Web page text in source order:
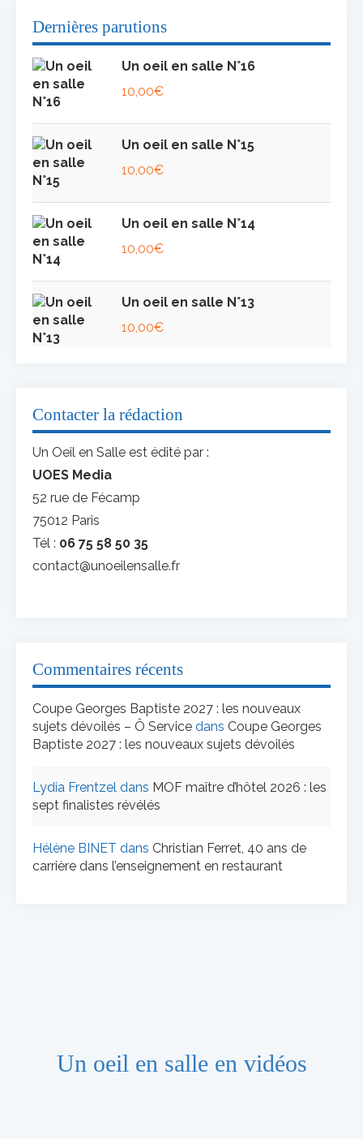
Dernières parutions
Un oeil en salle N°16
10,00€
Un oeil en salle N°15
10,00€
Un oeil en salle N°14
10,00€
Un oeil en salle N°13
10,00€
Contacter la rédaction
Un Oeil en Salle est édité par :
UOES Media
52 rue de Fécamp
75012 Paris
Tél : 06 75 58 50 35
contact@unoeilensalle.fr
Commentaires récents
Coupe Georges Baptiste 2027 : les nouveaux
sujets dévoilés – Ô Service dans Coupe Georges
Baptiste 2027 : les nouveaux sujets dévoilés
Lydia Frentzel dans MOF maître d’hôtel 2026 : les
sept finalistes révélés
Hélène BINET dans Christian Ferret, 40 ans de
carrière dans l’enseignement en restaurant
Un oeil en salle en vidéos